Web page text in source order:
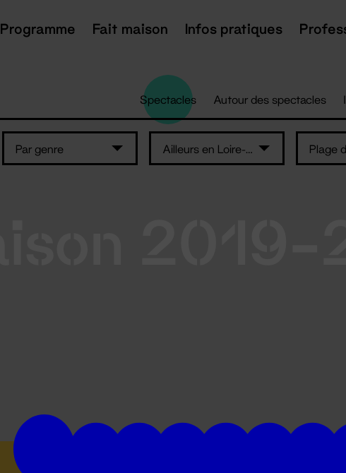
Programme Fait maison Infos pratiques
Spectacles Autour des spectacles
Par genre Ailleurs en Loire-Atlantique